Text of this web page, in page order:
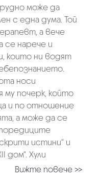
може да
с една дума. Той
а вече
се нарече и
които ни водят
носи
му почерк, който
и по отношение
а може да се
истини“ и
дом“. Хули
Вижте повече >>